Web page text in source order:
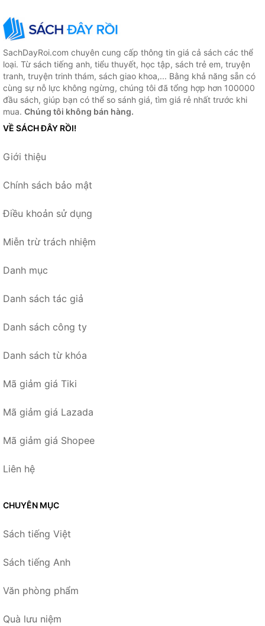
SachDayRoi.com chuyên cung cấp thông tin giá cả sách các thể
loại. Từ sách tiếng anh, tiểu thuyết, học tập, sách trẻ em, truyện
tranh, truyện trinh thám, sách giao khoa,... Bằng khả năng sẵn có
cùng sự nỗ lực không ngừng, chúng tôi đã tổng hợp hơn 100000
đầu sách, giúp bạn có thể so sánh giá, tìm giá rẻ nhất trước khi
mua. Chúng tôi không bán hàng.
VỀ SÁCH ĐÂY RỒI!
Giới thiệu
Chính sách bảo mật
Điều khoản sử dụng
Miễn trừ trách nhiệm
Danh mục
Danh sách tác giả
Danh sách công ty
Danh sách từ khóa
Mã giảm giá Tiki
Mã giảm giá Lazada
Mã giảm giá Shopee
Liên hệ
CHUYÊN MỤC
Sách tiếng Việt
Sách tiếng Anh
Văn phòng phẩm
Quà lưu niệm